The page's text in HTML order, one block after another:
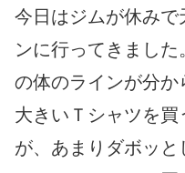
今日はジムが休みで
ンに行ってきまし
の体のラインが分か
大きいＴシャツを
が、あまりダボッと